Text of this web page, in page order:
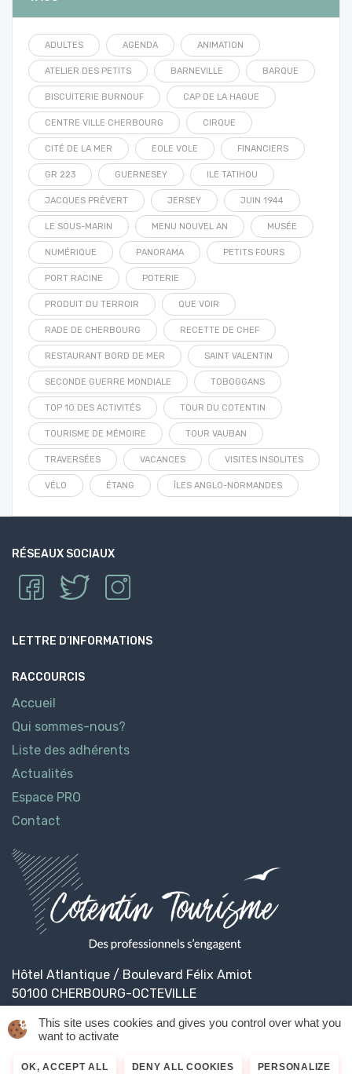
ADULTES AGENDA ANIMATION
ATELIER DES PETITS BARNEVILLE BARQUE
BISCUITERIE BURNOUF CAP DE LA HAGUE
CENTRE VILLE CHERBOURG CIRQUE
CITÉ DE LA MER EOLE VOLE FINANCIERS
GR 223 GUERNESEY ILE TATIHOU
JACQUES PRÉVERT JERSEY JUIN 1944
LE SOUS-MARIN MENU NOUVEL AN MUSÉE
NUMÉRIQUE PANORAMA PETITS FOURS
PORT RACINE POTERIE
PRODUIT DU TERROIR QUE VOIR
RADE DE CHERBOURG RECETTE DE CHEF
RESTAURANT BORD DE MER SAINT VALENTIN
SECONDE GUERRE MONDIALE TOBOGGANS
TOP 10 DES ACTIVITÉS TOUR DU COTENTIN
TOURISME DE MÉMOIRE TOUR VAUBAN
TRAVERSÉES VACANCES VISITES INSOLITES
VÉLO ÉTANG ÎLES ANGLO-NORMANDES
RÉSEAUX SOCIAUX
LETTRE D’INFORMATIONS
RACCOURCIS
Accueil
Qui sommes-nous?
Liste des adhérents
Actualités
Espace PRO
Contact
Hôtel Atlantique / Boulevard Félix Amiot
50100 CHERBOURG-OCTEVILLE
Politique de confidentialité
This site uses cookies and gives you control over what you
want to activate
OK, ACCEPT ALL DENY ALL COOKIES PERSONALIZE